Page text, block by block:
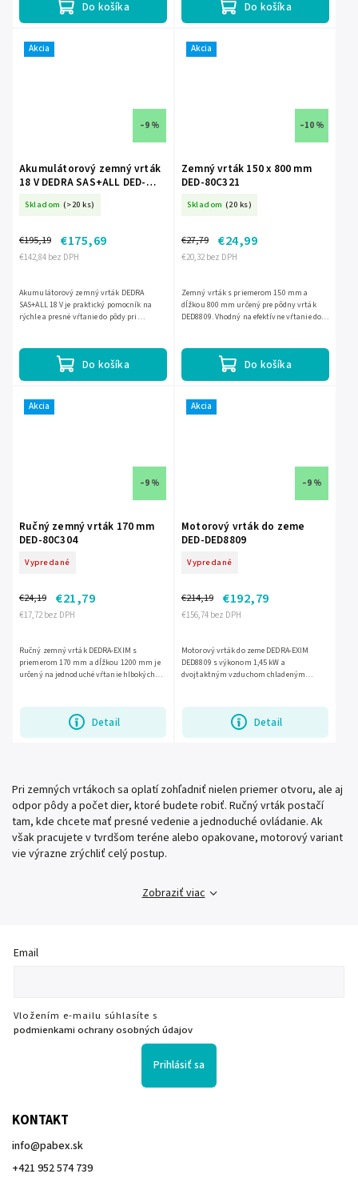
Do košíka Do košíka
Akcia
–9 %
Akumulátorový zemný vrták
18 V DEDRA SAS+ALL DED-
Skladom (>20 ks)
€142,84 bez DPH
€195,19 €175,69
Do košíka
Akumulátorový zemný vrták DEDRA
SAS+ALL 18 V je praktický pomocník na
rýchle a presné vŕtanie do pôdy pri
Akcia
–10 %
Zemný vrták 150 x 800 mm
DED-80C321
Skladom (20 ks)
€20,32 bez DPH
€27,79 €24,99
Do košíka
Zemný vrták s priemerom 150 mm a
dĺžkou 800 mm určený pre pôdny vrták
DED8809. Vhodný na efektívne vŕtanie do
Akcia
–9 %
Ručný zemný vrták 170 mm
DED-80C304
Vypredané
€17,72 bez DPH
€24,19 €21,79
Detail
Ručný zemný vrták DEDRA-EXIM s
priemerom 170 mm a dĺžkou 1200 mm je
určený na jednoduché vŕtanie hlbokých
Akcia
–9 %
Motorový vrták do zeme
DED-DED8809
Vypredané
€156,74 bez DPH
€214,19 €192,79
Detail
Motorový vrták do zeme DEDRA-EXIM
DED8809 s výkonom 1,45 kW a
dvojtaktným vzduchom chladeným
Vďaka...
Pri zemných vrtákoch sa oplatí zohľadniť nielen priemer otvoru, ale aj
odpor pôdy a počet dier, ktoré budete robiť. Ručný vrták postačí
tam, kde chcete mať presné vedenie a jednoduché ovládanie. Ak
však pracujete v tvrdšom teréne alebo opakovane, motorový variant
vie výrazne zrýchliť celý postup.
Zobraziť viac
Email
Vložením e-mailu súhlasíte s
podmienkami ochrany osobných údajov
Prihlásiť sa
KONTAKT
info@pabex.sk
+421 952 574 739